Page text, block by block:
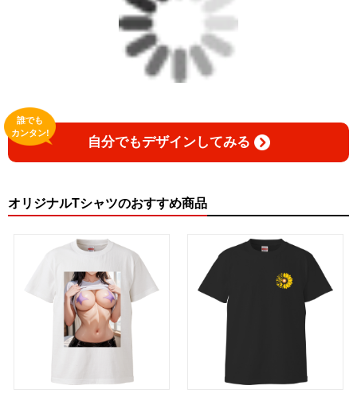
自分でもデザインしてみる
誰でも
カンタン!
オリジナルTシャツのおすすめ商品